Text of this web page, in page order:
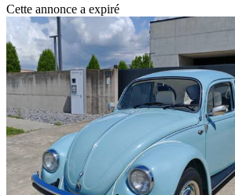
Cette annonce a expiré